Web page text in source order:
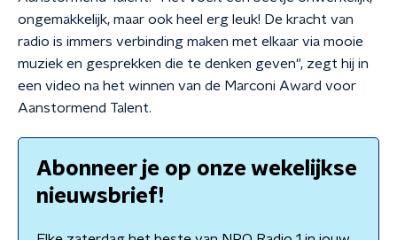
ongemakkelijk, maar ook heel erg leuk! De kracht van
radio is immers verbinding maken met elkaar via mooie
muziek en gesprekken die te denken geven", zegt hij in
een video na het winnen van de Marconi Award voor
Aanstormend Talent.
Abonneer je op onze wekelijkse
nieuwsbrief!